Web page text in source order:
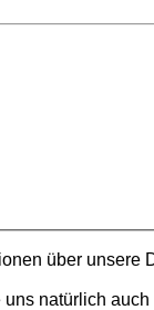
Dienstleistungen?
natürlich